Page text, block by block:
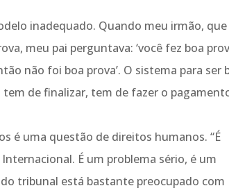
inadequado. Quando meu irmão, que
meu pai perguntava: ‘você fez boa
não foi boa prova’. O sistema para ser
de finalizar, tem de fazer o
é uma questão de direitos humanos. “É
É um problema sério, é um
tribunal está bastante preocupado com